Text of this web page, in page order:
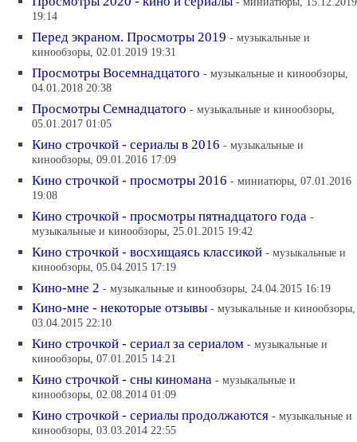
19:14
Перед экраном. Просмотры 2019 - музыкальные и
кинообзоры, 02.01.2019 19:31
Просмотры Восемнадцатого - музыкальные и кинообзоры,
04.01.2018 20:38
Просмотры Семнадцатого - музыкальные и кинообзоры,
05.01.2017 01:05
Кино строчкой - сериалы в 2016 - музыкальные и
кинообзоры, 09.01.2016 17:09
Кино строчкой - просмотры 2016 - миниатюры, 07.01.2016
19:08
Кино строчкой - просмотры пятнадцатого года -
музыкальные и кинообзоры, 25.01.2015 19:42
Кино строчкой - восхищаясь классикой - музыкальные и
кинообзоры, 05.04.2015 17:19
Кино-мне 2 - музыкальные и кинообзоры, 24.04.2015 16:19
Кино-мне - некоторые отзывы - музыкальные и кинообзоры,
03.04.2015 22:10
Кино строчкой - сериал за сериалом - музыкальные и
кинообзоры, 07.01.2015 14:21
Кино строчкой - сны киномана - музыкальные и
кинообзоры, 02.08.2014 01:09
Кино строчкой - сериалы продолжаются - музыкальные и
кинообзоры, 03.03.2014 22:55